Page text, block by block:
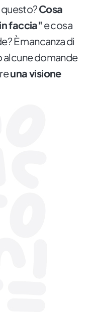
Cosa
faccia" e cosa
È mancanza di
alcune domande
una visione